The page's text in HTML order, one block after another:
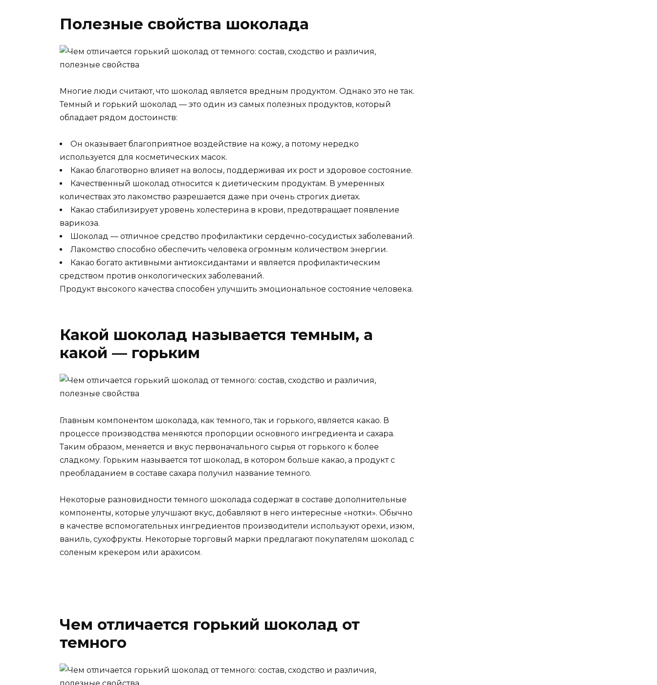
Полезные свойства шоколада
Многие люди считают, что шоколад является вредным продуктом. Однако это не так.
Темный и горький шоколад — это один из самых полезных продуктов, который
обладает рядом достоинств:
Он оказывает благоприятное воздействие на кожу, а потому нередко
используется для косметических масок.
Какао благотворно влияет на волосы, поддерживая их рост и здоровое состояние.
Качественный шоколад относится к диетическим продуктам. В умеренных
количествах это лакомство разрешается даже при очень строгих диетах.
Какао стабилизирует уровень холестерина в крови, предотвращает появление
варикоза.
Шоколад — отличное средство профилактики сердечно-сосудистых заболеваний.
Лакомство способно обеспечить человека огромным количеством энергии.
Какао богато активными антиоксидантами и является профилактическим
средством против онкологических заболеваний.
Продукт высокого качества способен улучшить эмоциональное состояние человека.
Какой шоколад называется темным, а
какой — горьким
Главным компонентом шоколада, как темного, так и горького, является какао. В
процессе производства меняются пропорции основного ингредиента и сахара.
Таким образом, меняется и вкус первоначального сырья от горького к более
сладкому. Горьким называется тот шоколад, в котором больше какао, а продукт с
преобладанием в составе сахара получил название темного.
Некоторые разновидности темного шоколада содержат в составе дополнительные
компоненты, которые улучшают вкус, добавляют в него интересные «нотки». Обычно
в качестве вспомогательных ингредиентов производители используют орехи, изюм,
ваниль, сухофрукты. Некоторые торговый марки предлагают покупателям шоколад с
соленым крекером или арахисом.
Чем отличается горький шоколад от
темного